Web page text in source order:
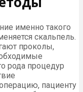
именно такого
скальпель.
проколы,
рода процедур
пациенту